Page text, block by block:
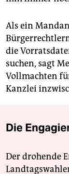
Als ein
die
suchen, sagt
Vollmachten
Kanzlei
Die
Der drohende